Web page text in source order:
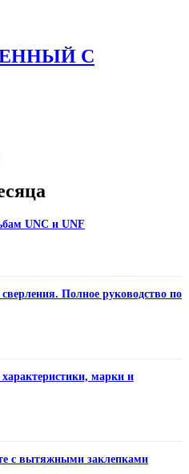
С
UNC и UNF
Полное руководство по
марки и
с вытяжными заклепками